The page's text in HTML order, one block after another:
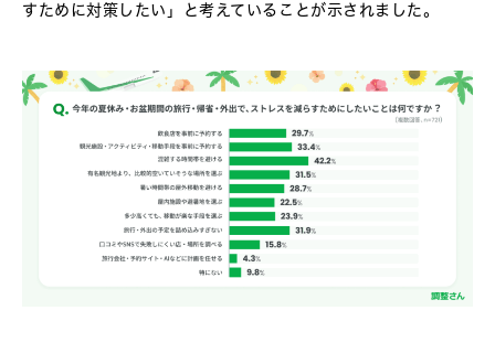
すために対策したい」と考えていることが示されました。